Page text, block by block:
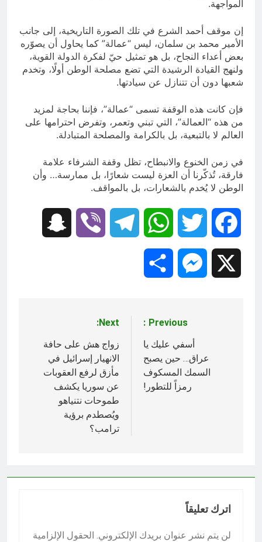
المواجهة.
إن موقف أحمد الشرع في تلك الصورة التاريخية، إلى جانب
الأمير محمد بن سلمان، ليس “عمالة” كما يحاول أن يصوّره
بعض أعداء النجاح، بل هو تمثيل حيّ لفكرة الدولة القوية،
ولنهج القيادة الرشيدة التي تضع مصلحة الوطن أولًا، وتخدم
شعبها دون أن تتنازل عن سيادتها.
فإن كانت هذه الوقفة تسمى “عمالة”، فإننا بحاجة لمزيد
من هذه “العمالة”، التي تبني وتعمر، وتفرض احترامها على
العالم لا بالتبعية، بل بالكرامة والمصلحة المتبادلة.
في زمن الخنوع والانبطاح، تظل وقفة الشرفاء علامة
فارقة، تُذكّرنا أن العزة ليست شعارًا، بل ممارسة… وأن
الوطن لا يُخدم بالشعارات، بل بالمواقف.
Facebook
Twitter
WhatsApp
Telegram
Viber
Messenger
المقالات
Previous:
أسفي عليك يا
عراق… حين يصبح
السمك المسكوف
رمزاً للتطور!
Next:
زواج هش على حافة
الانهيار إسرائيل في
مأزق لرفع العقوبات
عن سوريا يكشف
طموحات نتنياهو
ويُصطدم برؤية
ترامب؟
اترك تعليقاً
لن يتم نشر عنوان بريدك الإلكتروني. الحقول الإلزامية